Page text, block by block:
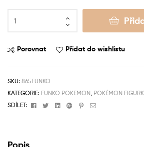
Porovnat Přidat do wishlistu
SKU: 865FUNKO
KATEGORIE: FUNKO POKEMON, POKÉMON
SDÍLET:
FacebookTwitterLinkedinGoogle+Pinterest
Email
Popis